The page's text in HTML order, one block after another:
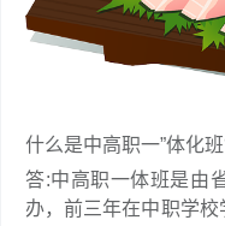
什么是中高职一”体化
答:中高职一体班是由
办，前三年在中职学